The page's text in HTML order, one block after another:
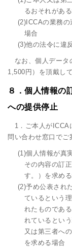
るおそれがあ
(2)ICCAの業務の
場合
(3)他の法令に違
なお、個人データ
1,500円）を頂戴し
８．個人情報の
への提供停止
1．ご本人がICCA
問い合わせ窓口でご
(1)個人情報が真
その内容の訂
す。）を求め
(2)予め公表され
ているという
れたものであ
れているとい
又は第三者へ
を求める場合